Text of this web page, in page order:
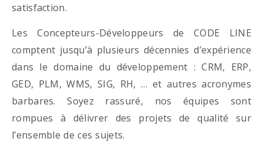
satisfaction.
Les Concepteurs-Développeurs de CODE LINE
comptent jusqu’à plusieurs décennies d’expérience
dans le domaine du développement : CRM, ERP,
GED, PLM, WMS, SIG, RH, … et autres acronymes
barbares. Soyez rassuré, nos équipes sont
rompues à délivrer des projets de qualité sur
l’ensemble de ces sujets.